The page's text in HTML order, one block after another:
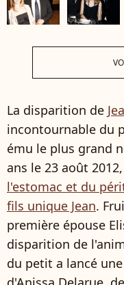
La disparition de
incontournable du
ému le plus grand
ans le 23 août
l'estomac et du
fils unique Jean.
première épouse
disparition de
du petit a lancé